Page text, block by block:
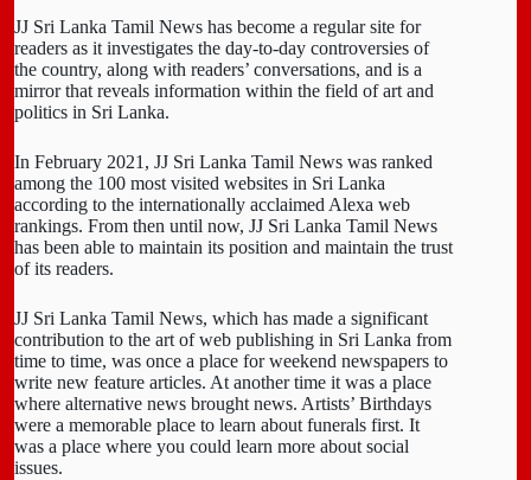
JJ Sri Lanka Tamil News has become a regular site for
readers as it investigates the day-to-day controversies of
the country, along with readers’ conversations, and is a
mirror that reveals information within the field of art and
politics in Sri Lanka.
In February 2021, JJ Sri Lanka Tamil News was ranked
among the 100 most visited websites in Sri Lanka
according to the internationally acclaimed Alexa web
rankings. From then until now, JJ Sri Lanka Tamil News
has been able to maintain its position and maintain the trust
of its readers.
JJ Sri Lanka Tamil News, which has made a significant
contribution to the art of web publishing in Sri Lanka from
time to time, was once a place for weekend newspapers to
write new feature articles. At another time it was a place
where alternative news brought news. Artists’ Birthdays
were a memorable place to learn about funerals first. It
was a place where you could learn more about social
issues.